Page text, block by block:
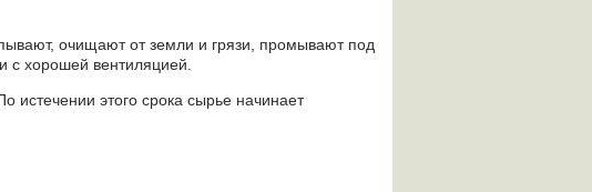
очищают от земли и грязи, промывают под
с хорошей вентиляцией.
истечении этого срока сырье начинает